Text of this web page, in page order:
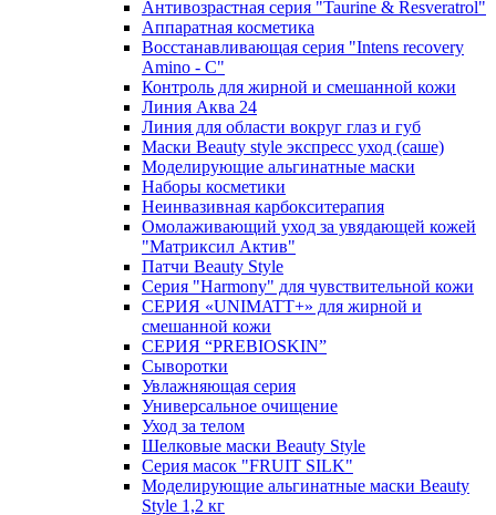
Антивозрастная серия "Taurine & Resveratrol"
Аппаратная косметика
Восстанавливающая серия "Intens recovery
Amino - C"
Контроль для жирной и смешанной кожи
Линия Аква 24
Линия для области вокруг глаз и губ
Маски Beauty style экспресс уход (саше)
Моделирующие альгинатные маски
Наборы косметики
Неинвазивная карбокситерапия
Омолаживающий уход за увядающей кожей
"Матриксил Актив"
Патчи Beauty Style
Серия "Harmony" для чувствительной кожи
СЕРИЯ «UNIMATT+» для жирной и
смешанной кожи
СЕРИЯ “PREBIOSKIN”
Сыворотки
Увлажняющая серия
Универсальное очищение
Уход за телом
Шелковые маски Beauty Style
Серия масок "FRUIT SILK"
Моделирующие альгинатные маски Beauty
Style 1,2 кг